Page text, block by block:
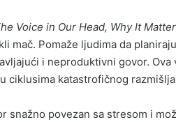
Voice in Our Head, Why It
mač. Pomaže ljudima da
i neproduktivni govor.
ciklusima katastrofičnog
snažno povezan sa stresom i